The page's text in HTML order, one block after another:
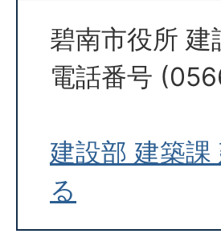
碧南市役所
電話番号
建設部 建築
る